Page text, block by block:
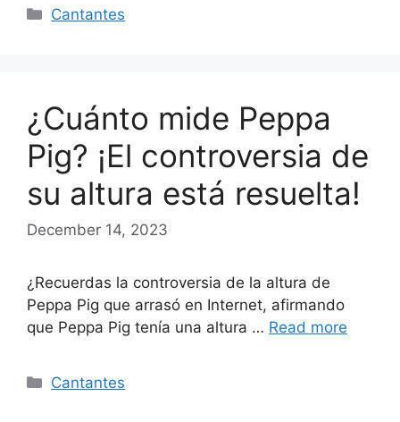
Categories
Cantantes
¿Cuánto mide Peppa
Pig? ¡El controversia de
su altura está resuelta!
December 14, 2023
¿Recuerdas la controversia de la altura de
Peppa Pig que arrasó en Internet, afirmando
que Peppa Pig tenía una altura … Read more
Categories
Cantantes